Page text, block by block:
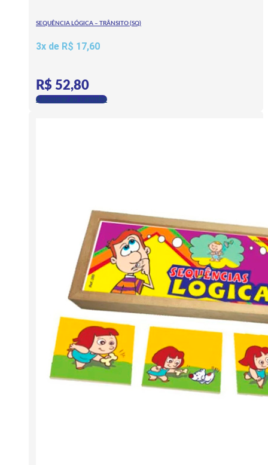
SEQUÊNCIA LÓGICA – TRÂNSITO (SQ)
3x de R$ 17,60
R$ 52,80
Adicionar ao carrinho